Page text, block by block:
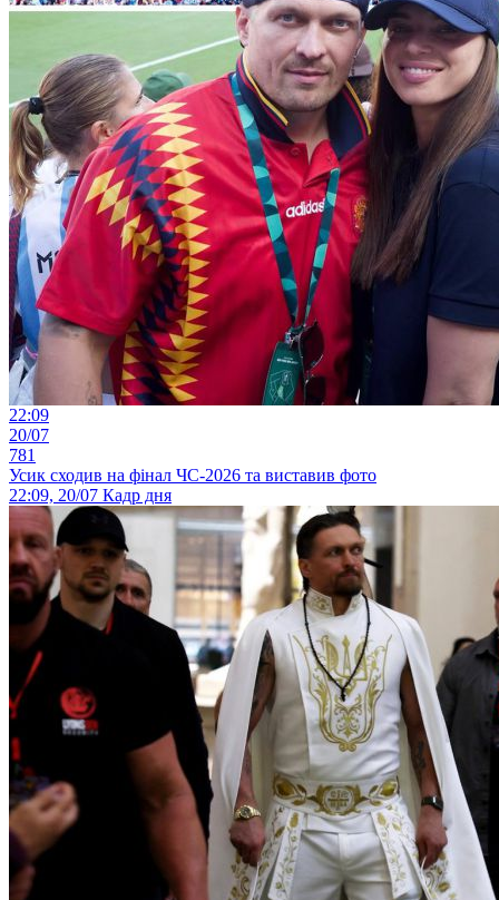
22:09
20/07
781
Усик сходив на фінал ЧС-2026 та виставив фото
22:09, 20/07 Кадр дня